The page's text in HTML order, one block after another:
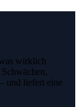
wirklich
und liefert eine